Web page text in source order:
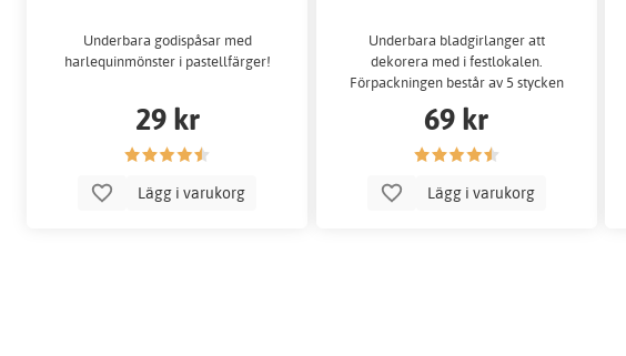
Underbara godispåsar med
harlequinmönster i pastellfärger!
29 kr
Lägg i varukorg
Underbara bladgirlanger att
dekorera med i festlokalen.
Förpackningen består av 5 stycken
girlanger som var och en är 2
meter lå
69 kr
Lägg i varukorg